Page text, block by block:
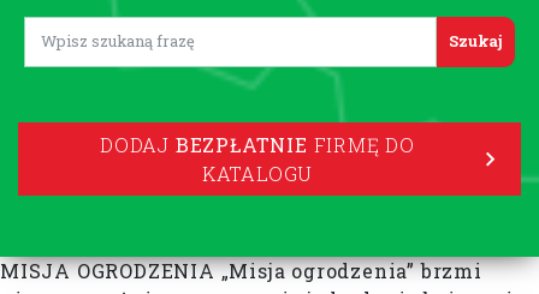
Lorem ipsum
DODAJ BEZPŁATNIE FIRMĘ DO
KATALOGU
MISJA OGRODZENIA „Misja ogrodzenia” brzmi